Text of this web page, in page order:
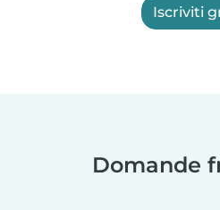
Iscriviti
Domande